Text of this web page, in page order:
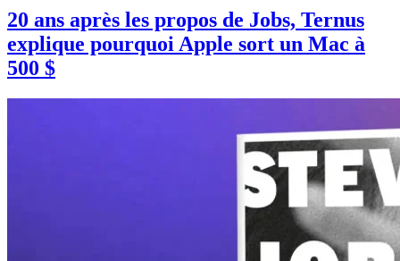
20 ans après les propos de Jobs, Ternus
explique pourquoi Apple sort un Mac à
500 $